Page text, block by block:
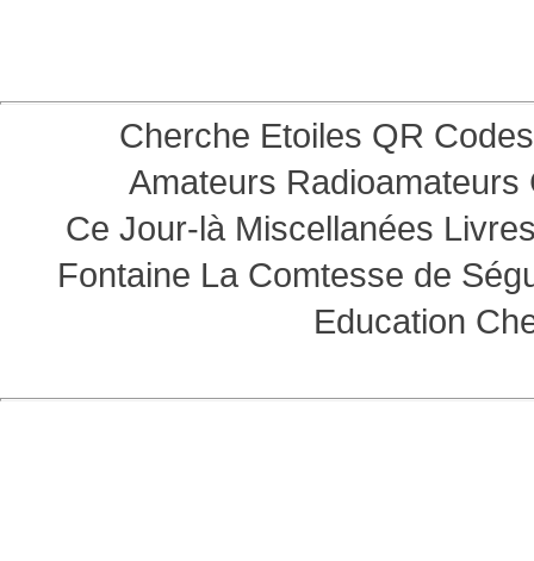
Cherche Etoiles QR Codes
Amateurs Radioamateurs
Ce Jour-là Miscellanées
Fontaine La Comtesse de
Education